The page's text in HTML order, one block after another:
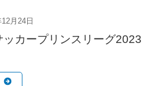
月24日
カープリンスリーグ2023